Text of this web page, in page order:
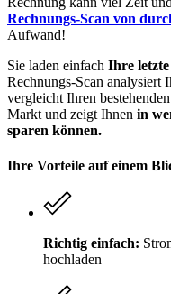
Rechnungs-Scan von
Aufwand!
Sie laden einfach Ihre
Rechnungs-Scan analysiert
vergleicht Ihren
Markt und zeigt Ihnen in
sparen können.
Ihre Vorteile auf einem
Richtig einfach:
hochladen